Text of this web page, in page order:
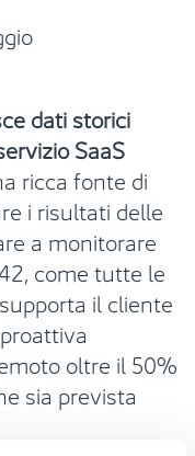
dati storici
SaaS
ricca fonte di
i risultati delle
a monitorare
come tutte le
il cliente
oltre il 50%
sia prevista